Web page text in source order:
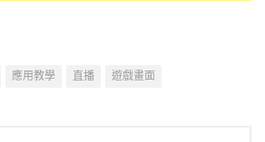
應用教學 直播 遊戲畫面